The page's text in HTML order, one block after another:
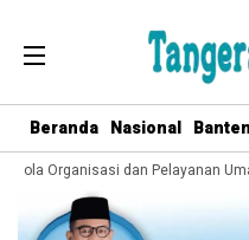
Beranda Nasional Banten
Organisasi dan Pelayanan